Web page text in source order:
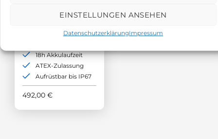
EINSTELLUNGEN ANSEHEN
DatenschutzerklärungImpressum
492,00 €
18h Akkulaufzeit
ATEX-Zulassung
Aufrüstbar bis IP67